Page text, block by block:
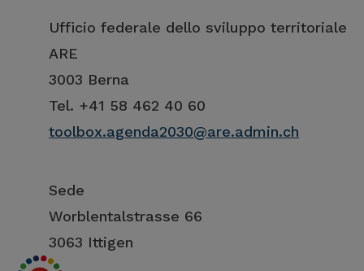
Ufficio federale dello sviluppo territoriale
ARE
3003 Berna
Tel. +41 58 462 40 60
toolbox.agenda2030@are.admin.ch
Sede
Worblentalstrasse 66
3063 Ittigen